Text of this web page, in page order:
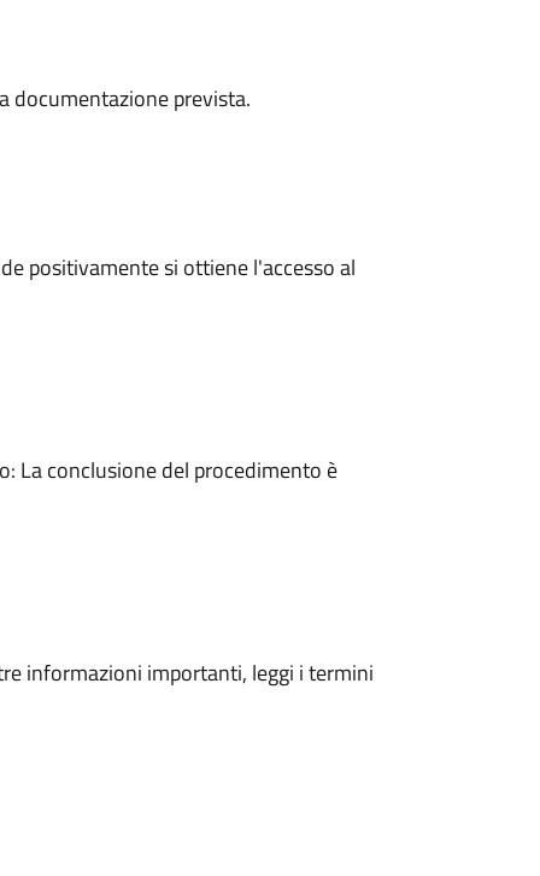
documentazione prevista.
positivamente si ottiene l'accesso al
La conclusione del procedimento è
informazioni importanti, leggi i termini